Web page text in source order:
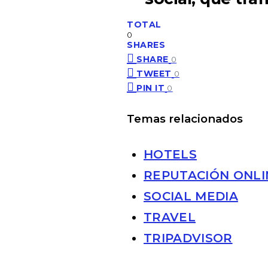
TOTAL
0
SHARES
SHARE 0
TWEET 0
PIN IT 0
Temas relacionados
HOTELS
REPUTACIÓN
SOCIAL MEDIA
TRAVEL
TRIPADVISOR